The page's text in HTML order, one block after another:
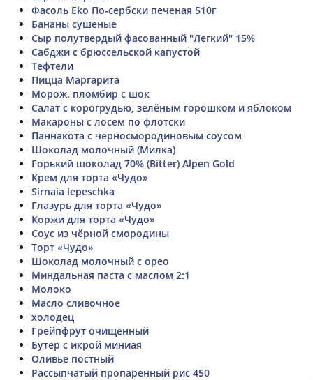
Фасоль Eko По-сербски печеная 510г
Бананы сушеные
Сыр полутвердый фасованный "Легкий" 15%
Сабджи с брюссельской капустой
Тефтели
Пицца Маргарита
Морож. пломбир с шок
Салат с корогрудью, зелёным горошком и яблоком
Макароны с лосем по флотски
Паннакота с черносмородиновым соусом
Шоколад молочный (Милка)
Горький шоколад 70% (Bitter) Alpen Gold
Крем для торта «Чудо»
Sirnaia lepeschka
Глазурь для торта «Чудо»
Коржи для торта «Чудо»
Соус из чёрной смородины
Торт «Чудо»
Шоколад молочный с орео
Миндальная паста с маслом 2:1
Молоко
Масло сливочное
холодец
Грейпфрут очищенный
Бутер с икрой миниая
Оливье постный
Рассыпчатый пропаренный рис 450